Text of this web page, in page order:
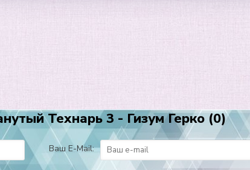
Технарь 3 - Гизум Герко (0)
Ваш E-Mail: